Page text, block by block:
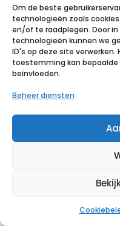
Om de beste
technologieën zoals
en/of te raadplegen. Door
technologieën kunnen we
ID's op deze site
toestemming kan
beïnvloeden.
Beheer diensten
voetverzorging
reinigen -
mondmaskers
handschoenen
spuiten - naalden -
steriele sets -
wondzorg
verband -